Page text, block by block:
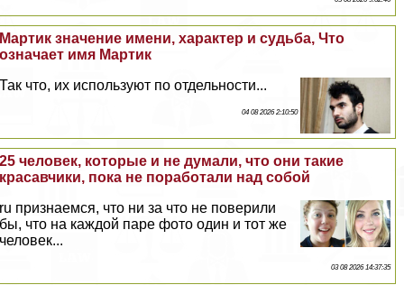
Мартик значение имени, хаpaктер и судьба, Что
означает имя Мартик
Так что, их используют по отдельности...
04 08 2026 2:10:50
25 человек, которые и не думали, что они такие
красавчики, пока не поработали над собой
ru признаемся, что ни за что не поверили
бы, что на каждой паре фото один и тот же
человек...
03 08 2026 14:37:35